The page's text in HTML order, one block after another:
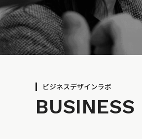
ビジネスデザインラボ
BUSINESS